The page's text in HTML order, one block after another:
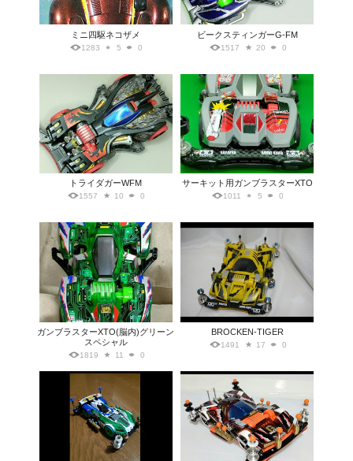
ミニ四駆ネコザメ
1283 5 0
ビークスティンガーG-FM
1517 20 0
トライダガーWFM
1557 10 0
サーキット用ガンブラスターXTO
1011 5 0
ガンブラスターXTO(脳内)グリーン
スペシャル
1819 11 0
BROCKEN-TIGER
1491 17 0